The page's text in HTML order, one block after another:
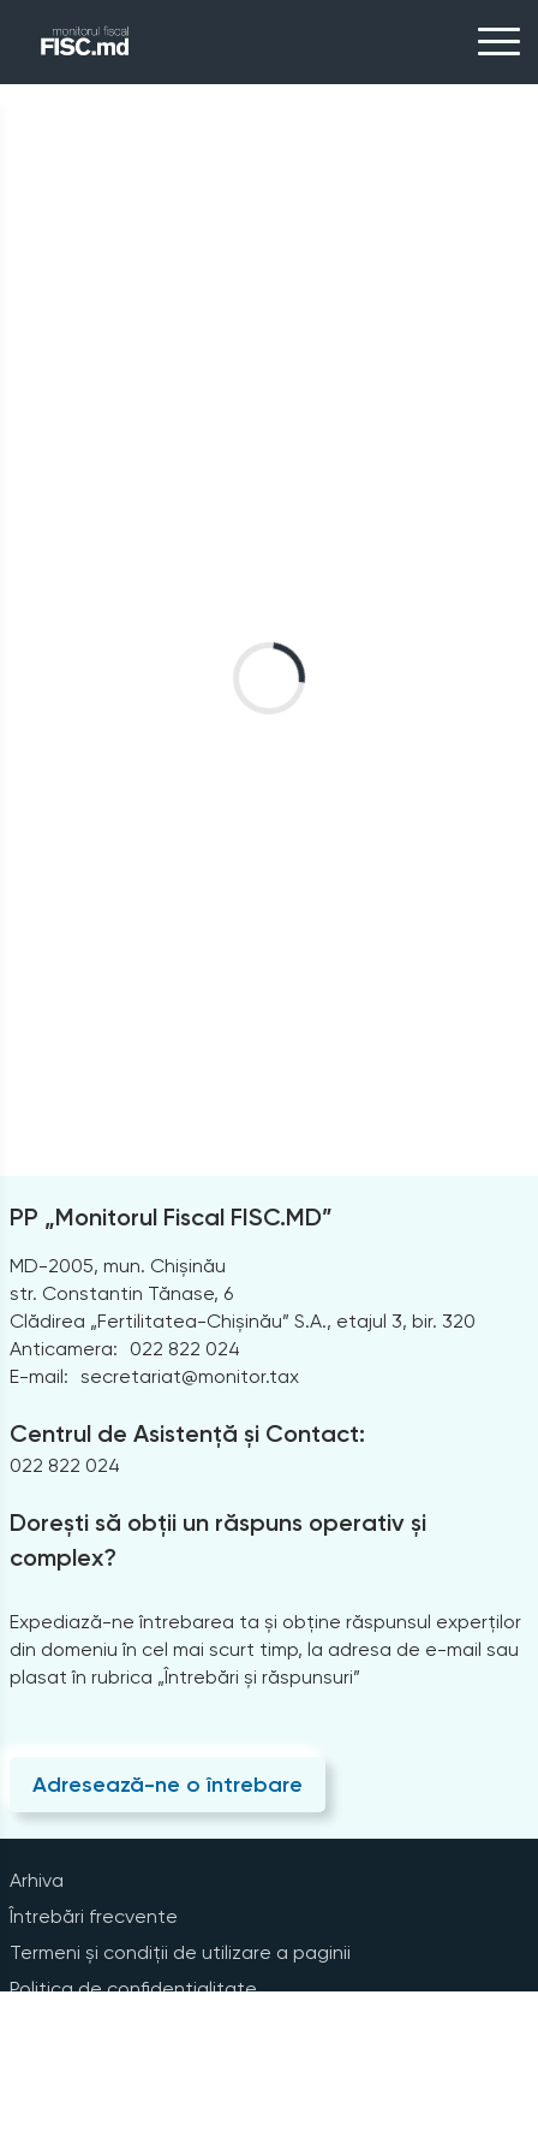
PP „Monitorul Fiscal FISC.MD”
MD-2005, mun. Chișinău
str. Constantin Tănase, 6
Clădirea „Fertilitatea-Chișinău” S.A., etajul 3, bir. 320
Anticamera:
022 822 024
E-mail: secretariat@monitor.tax
Centrul de Asistență și Contact:
022 822 024
Dorești să obții un răspuns operativ și
complex?
Expediază-ne întrebarea ta și obține răspunsul experților
din domeniu în cel mai scurt timp, la adresa de e-mail sau
plasat în rubrica „Întrebări și răspunsuri”
Adresează-ne o întrebare
Arhiva
Întrebări frecvente
Termeni și condiții de utilizare a paginii
Politica de confidențialitate